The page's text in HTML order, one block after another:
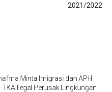
2021/2022
Minta Imigrasi dan APH
Ilegal Perusak Lingkungan